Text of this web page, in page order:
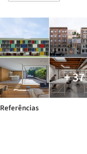
+ 37
Referências